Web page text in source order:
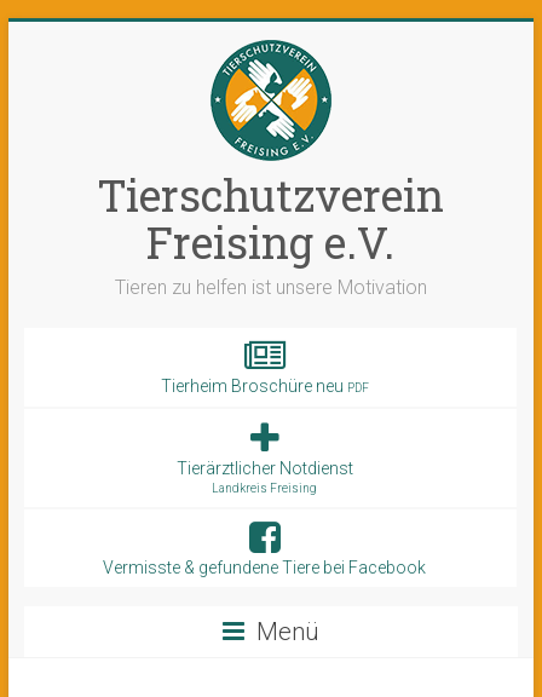
Tierschutzverein
Freising e.V.
Tieren zu helfen ist unsere Motivation
Tierheim Broschüre neu PDF
Tierärztlicher Notdienst
Landkreis Freising
Vermisste & gefundene Tiere bei Facebook
Menü